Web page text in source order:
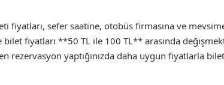
fiyatları, sefer saatine, otobüs firmasına ve
fiyatları **50 TL ile 100 TL** arasında
rezervasyon yaptığınızda daha uygun fiyatlarla bilet